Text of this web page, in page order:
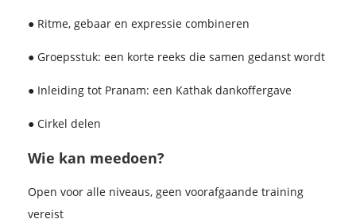
● Ritme, gebaar en expressie combineren
● Groepsstuk: een korte reeks die samen gedanst wordt
● Inleiding tot Pranam: een Kathak dankoffergave
● Cirkel delen
Wie kan meedoen?
Open voor alle niveaus, geen voorafgaande training
vereist